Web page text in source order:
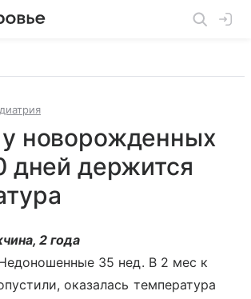
новорожденных
дней держится
2 года
35 нед. В 2 мес к
оказалась температура